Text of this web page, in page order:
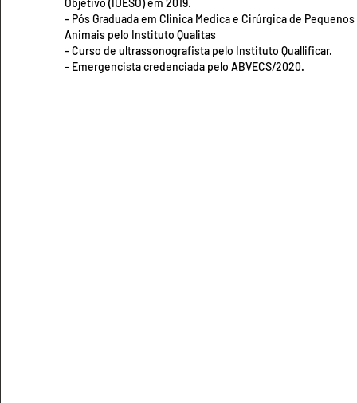
Objetivo (IUESO) em 2019.
- Pós Graduada em Clinica Medica e Cirúrgica de Pequenos
Animais pelo Instituto Qualitas
- Curso de ultrassonografista pelo Instituto Quallificar.
- Emergencista credenciada pelo ABVECS/2020.